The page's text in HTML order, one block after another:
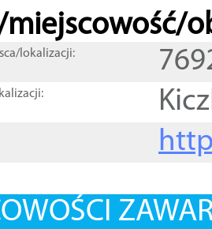
miejscowość/
lokalizacji: